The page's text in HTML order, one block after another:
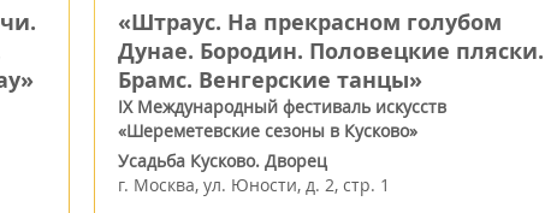
«Штраус. На прекрасном голубом
Дунае. Бородин. Половецкие пляски.
Брамс. Венгерские танцы»
IX Международный фестиваль искусств
«Шереметевские сезоны в Кусково»
Усадьба Кусково. Дворец
г. Москва, ул. Юности, д. 2, стр. 1